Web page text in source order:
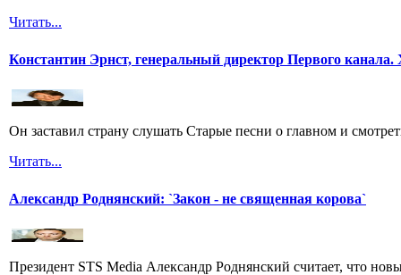
Читать...
Константин Эрнст, генеральный директор Первого канала.
Он заставил страну слушать Старые песни о главном и
Читать...
Александр Роднянский: `Закон - не священная корова`
Президент STS Media Александр Роднянский считает, что